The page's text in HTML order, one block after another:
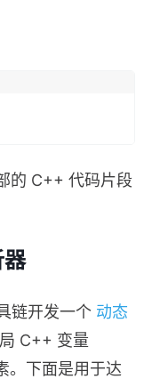
的 C++ 代码片段
器
链开发一个 动态
C++ 变量
。下面是用于达